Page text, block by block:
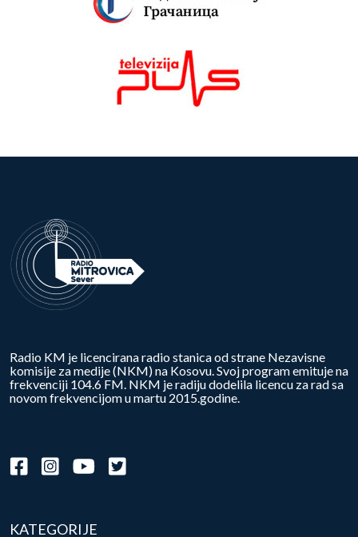
Radio KM je licencirana radio stanica od strane Nezavisne
komisije za medije (NKM) na Kosovu. Svoj program emituje na
frekvenciji 104.6 FM. NKM je radiju dodelila licencu za rad sa
novom frekvencijom u martu 2015.godine.
KATEGORIJE